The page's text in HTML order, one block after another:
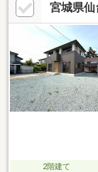
宮城県
2階建て